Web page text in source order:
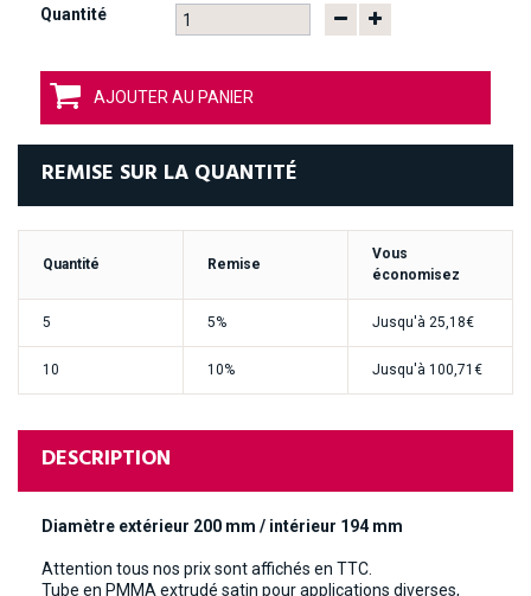
Quantité
AJOUTER AU PANIER
REMISE SUR LA QUANTITÉ
Quantité Remise
Vous
économisez
5 5% Jusqu'à 25,18€
10 10% Jusqu'à 100,71€
DESCRIPTION
Diamètre extérieur 200 mm / intérieur 194 mm
Attention tous nos prix sont affichés en TTC.
Tube en PMMA extrudé satin pour applications diverses,